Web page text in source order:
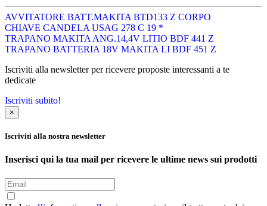
AVVITATORE BATT.MAKITA BTD133 Z CORPO
CHIAVE CANDELA USAG 278 C 19 *
TRAPANO MAKITA ANG.14,4V LITIO BDF 441 Z
TRAPANO BATTERIA 18V MAKITA LI BDF 451 Z
Iscriviti alla newsletter per ricevere proposte interessanti a te
dedicate
Iscriviti subito!
×
Iscriviti alla nostra newsletter
Inserisci qui la tua mail per ricevere le ultime news sui prodotti